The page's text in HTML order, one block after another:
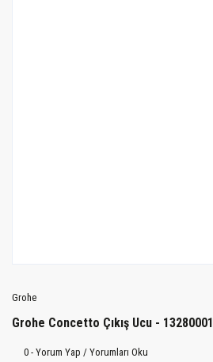
Grohe
Grohe Concetto Çıkış Ucu - 13280001
0 - Yorum Yap / Yorumları Oku